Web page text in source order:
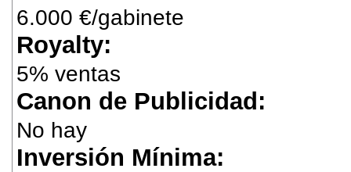
6.000 €/gabinete
Royalty:
5% ventas
Canon de Publicidad:
No hay
Inversión Mínima: